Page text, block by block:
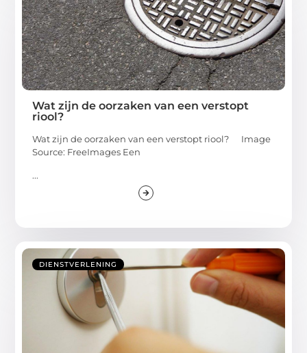
Wat zijn de oorzaken van een verstopt
riool?
Wat zijn de oorzaken van een verstopt riool? ‍ Image
Source: FreeImages‍ Een
...
DIENSTVERLENING